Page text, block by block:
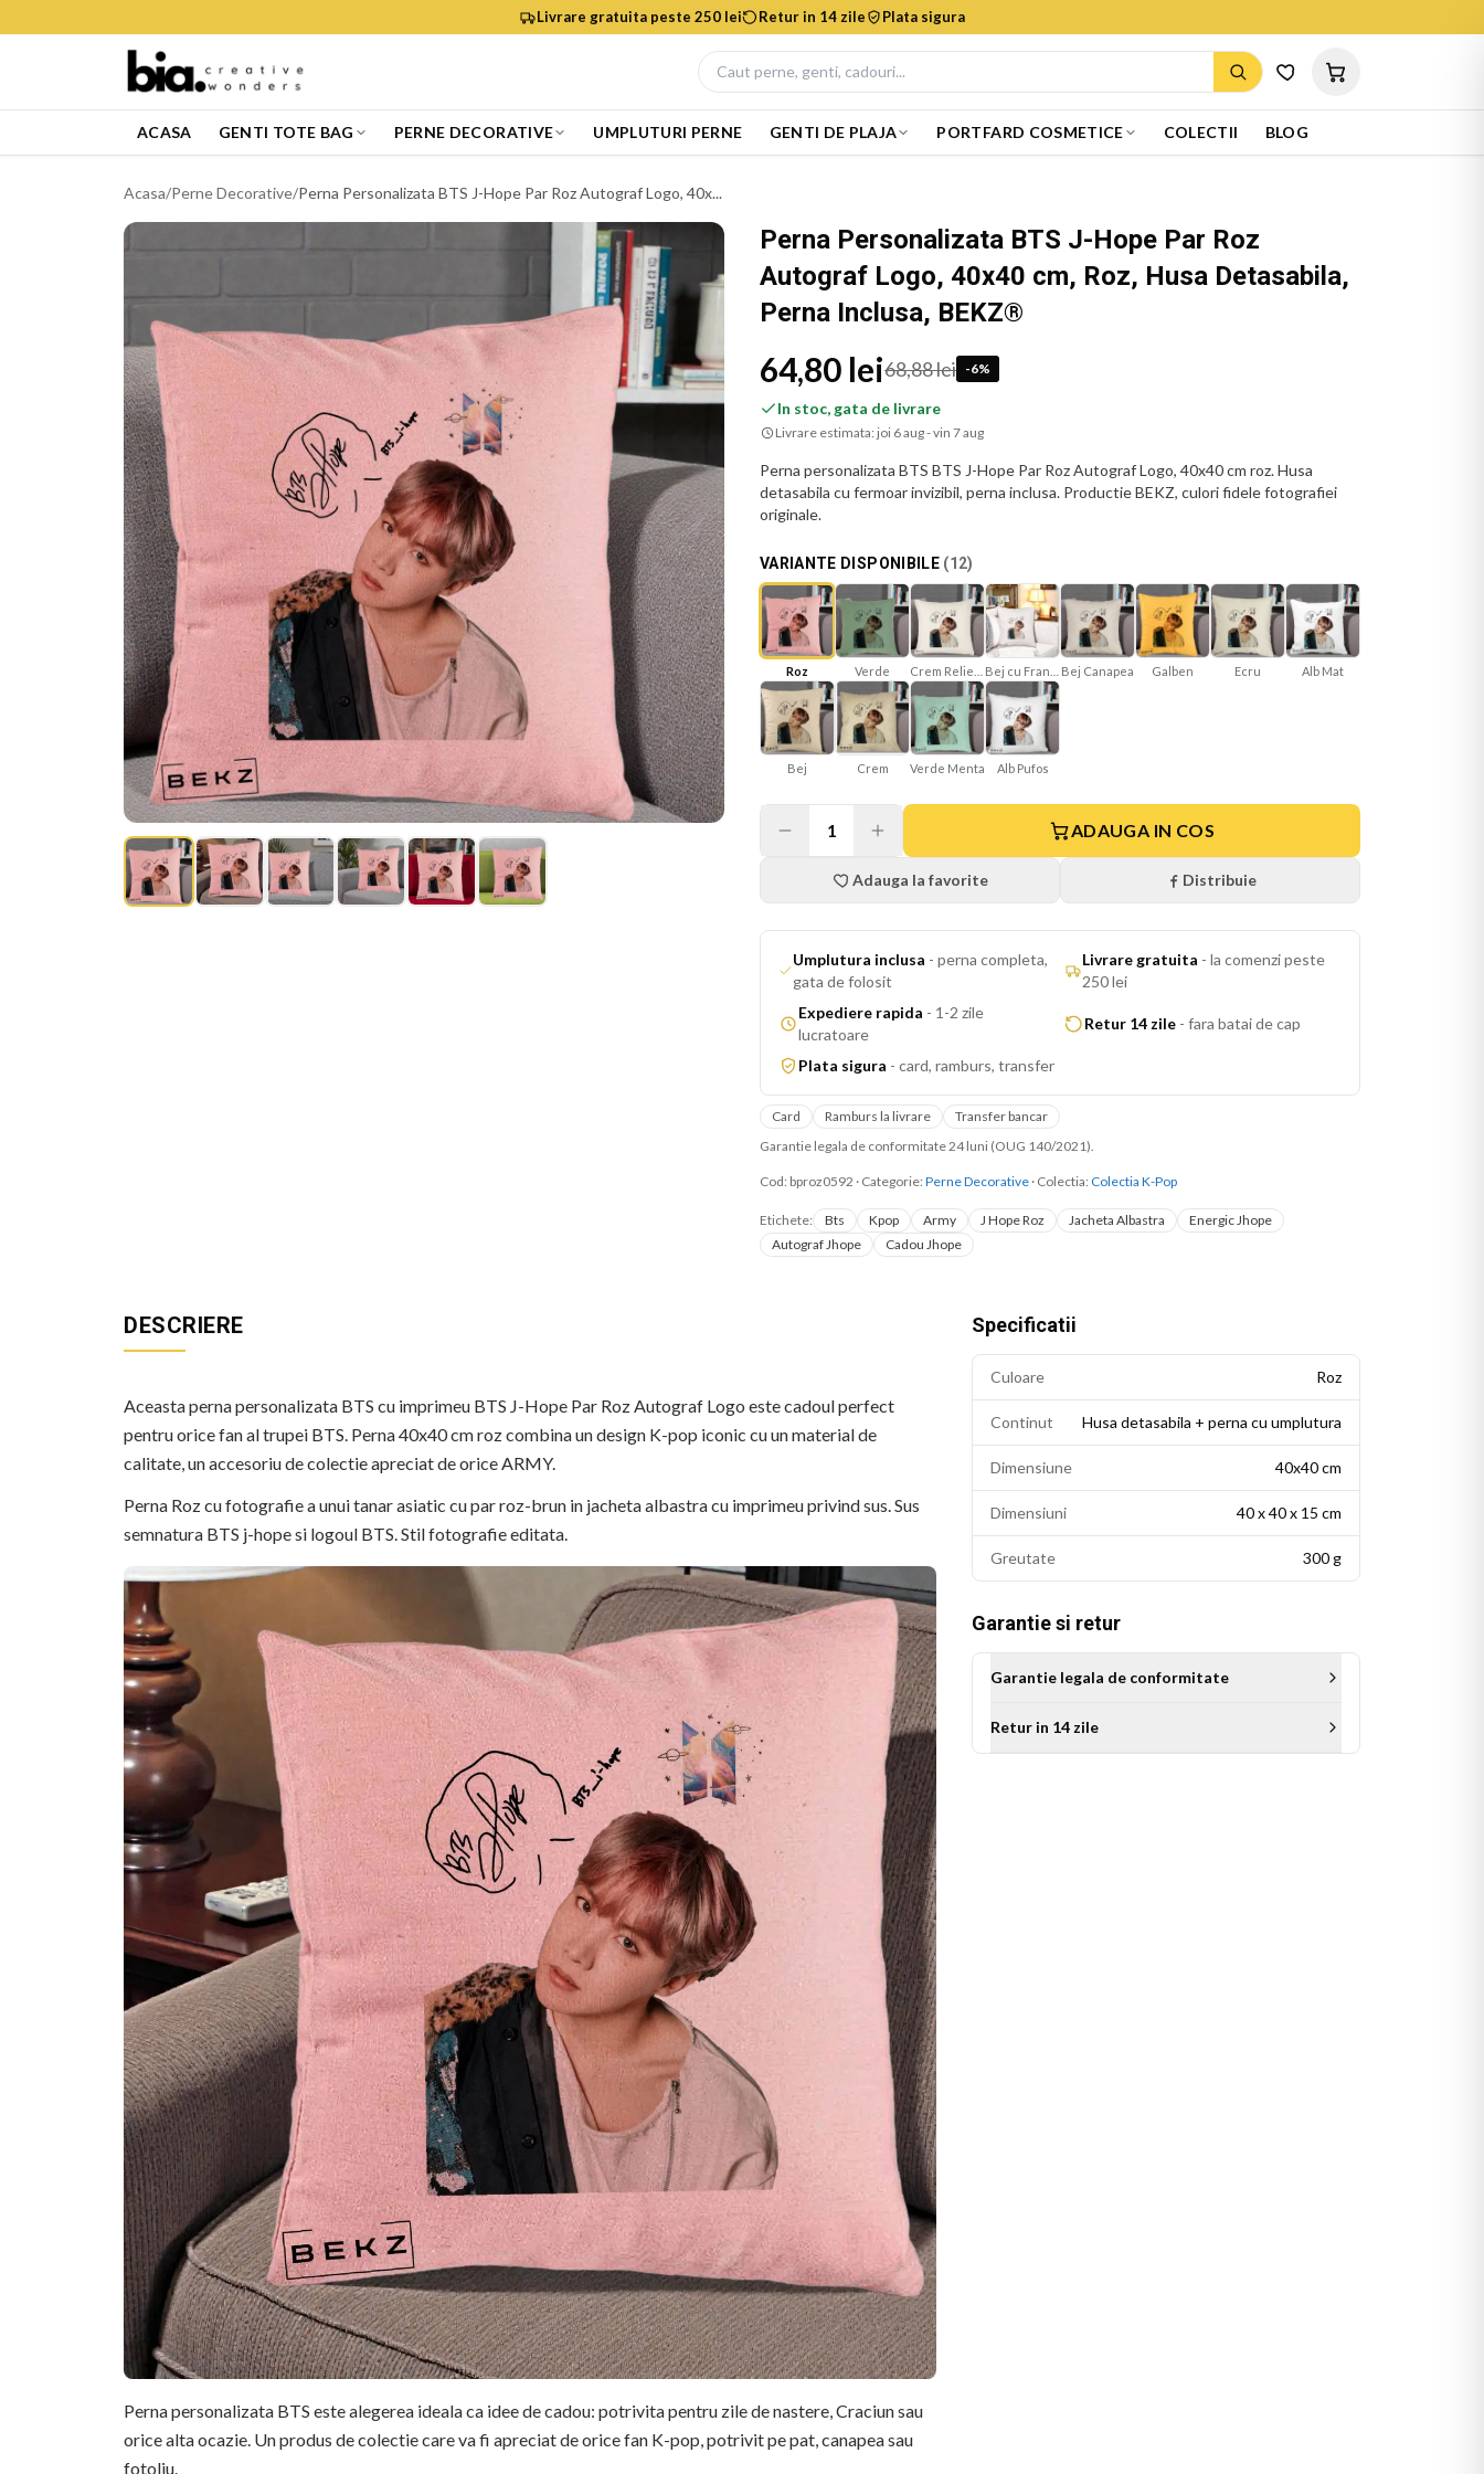
Livrare gratuita peste 250 lei Retur in 14 zile Plata sigura
ACASA GENTI TOTE BAG PERNE DECORATIVE UMPLUTURI PERNE GENTI DE PLAJA PORTFARD COSMETICE COLECTII BLOG
Acasa/Perne Decorative/Perna Personalizata BTS J-Hope Par Roz Autograf Logo, 40x...
Perna Personalizata BTS J-Hope Par Roz
Autograf Logo, 40x40 cm, Roz, Husa Detasabila,
Perna Inclusa, BEKZ®
64,80 lei68,88 lei -6%
In stoc, gata de livrare
Livrare estimata: joi 6 aug - vin 7 aug
Perna personalizata BTS BTS J-Hope Par Roz Autograf Logo, 40x40 cm roz. Husa
detasabila cu fermoar invizibil, perna inclusa. Productie BEKZ, culori fidele fotografiei
originale.
VARIANTE DISPONIBILE (12)
Roz Verde Bej Canapea Galben Ecru Alb Mat
Bej Crem Verde Menta Alb Pufos
1 ADAUGA IN COS
Adauga la favorite Distribuie
Umplutura inclusa -perna completa,
gata de folosit
Livrare gratuita -la comenzi peste
250 lei
Expediere rapida - 1-2 zile
lucratoare
Retur 14 zile - fara batai de cap
Plata sigura - card, ramburs, transfer
Card Ramburs la livrare
Transfer bancar
Garantie legala de conformitate 24 luni (OUG 140/2021).
Cod: bproz0592 · Categorie: Perne Decorative · Colectia: Colectia K-Pop
Etichete: Bts Kpop Army J Hope Roz Jacheta Albastra
Energic Jhope
Autograf Jhope
Cadou Jhope
DESCRIERE
Aceasta perna personalizata BTS cu imprimeu BTS J-Hope Par Roz Autograf Logo este cadoul perfect
pentru orice fan al trupei BTS. Perna 40x40 cm roz combina un design K-pop iconic cu un material de
calitate, un accesoriu de colectie apreciat de orice ARMY.
Perna Roz cu fotografie a unui tanar asiatic cu par roz-brun in jacheta albastra cu imprimeu privind sus. Sus
semnatura BTS j-hope si logoul BTS. Stil fotografie editata.
Perna personalizata BTS este alegerea ideala ca idee de cadou: potrivita pentru zile de nastere, Craciun sau
orice alta ocazie. Un produs de colectie care va fi apreciat de orice fan K-pop, potrivit pe pat, canapea sau
fotoliu.
Specificatii
Culoare Roz
Continut Husa detasabila + perna cu umplutura
Dimensiune 40x40 cm
Dimensiuni 40 x 40 x 15 cm
Greutate 300 g
Garantie si retur
Garantie legala de conformitate
Retur in 14 zile